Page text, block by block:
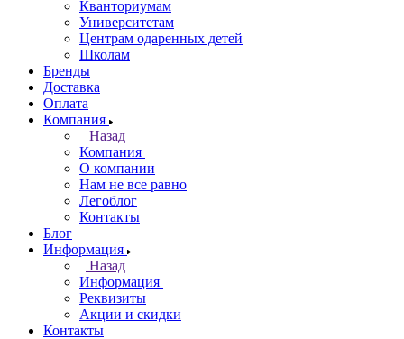
Кванториумам
Университетам
Центрам одаренных детей
Школам
Бренды
Доставка
Оплата
Компания
Назад
Компания
О компании
Нам не все равно
Легоблог
Контакты
Блог
Информация
Назад
Информация
Реквизиты
Акции и скидки
Контакты